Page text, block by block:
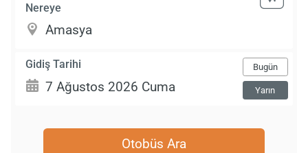
Nereye
Gidiş Tarihi Bugün
Yarın
Otobüs Ara